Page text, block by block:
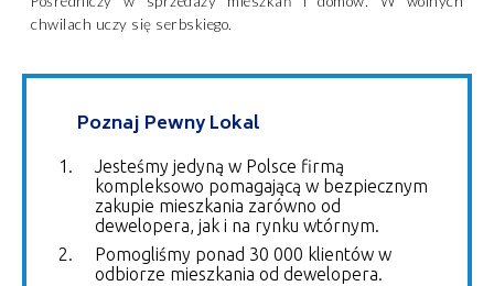
chwilach uczy się serbskiego.
Poznaj Pewny Lokal
Jesteśmy jedyną w Polsce firmą
kompleksowo pomagającą w bezpiecznym
zakupie mieszkania zarówno od
dewelopera, jak i na rynku wtórnym.
Pomogliśmy ponad 30 000 klientów w
odbiorze mieszkania od dewelopera.